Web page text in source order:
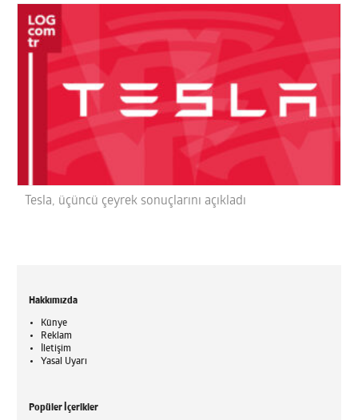
Tesla, üçüncü çeyrek sonuçlarını açıkladı
Hakkımızda
Künye
Reklam
İletişim
Yasal Uyarı
Popüler İçerikler